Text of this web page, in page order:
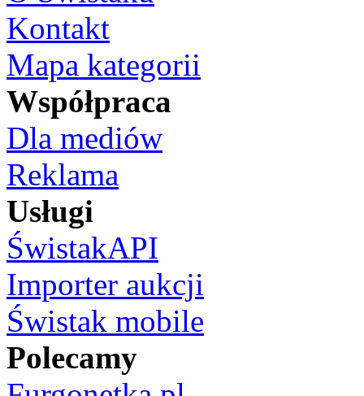
Kontakt
Mapa kategorii
Współpraca
Dla mediów
Reklama
Usługi
ŚwistakAPI
Importer aukcji
Świstak mobile
Polecamy